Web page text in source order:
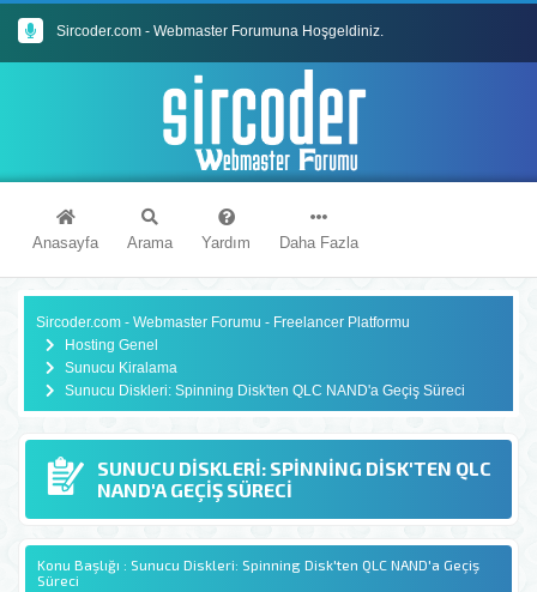
Sircoder.com - Webmaster Forumuna Hoşgeldiniz.
Sircoder.com Webmaster Forumu Kuralları
Anasayfa Arama Yardım Daha Fazla
Sircoder.com - Webmaster Forumu - Freelancer Platformu
Hosting Genel
Sunucu Kiralama
Sunucu Diskleri: Spinning Disk'ten QLC NAND'a Geçiş Süreci
SUNUCU DISKLERI: SPINNING DISK'TEN QLC
NAND'A GEÇIŞ SÜRECI
Konu Başlığı : Sunucu Diskleri: Spinning Disk'ten QLC NAND'a Geçiş
Süreci